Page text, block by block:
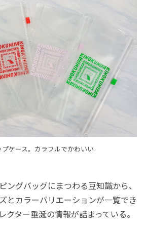
プケース。カラフルでかわいい
ングバッグにまつわる豆知識から、
とカラーバリエーションが一覧でき
クター垂涎の情報が詰まっている。